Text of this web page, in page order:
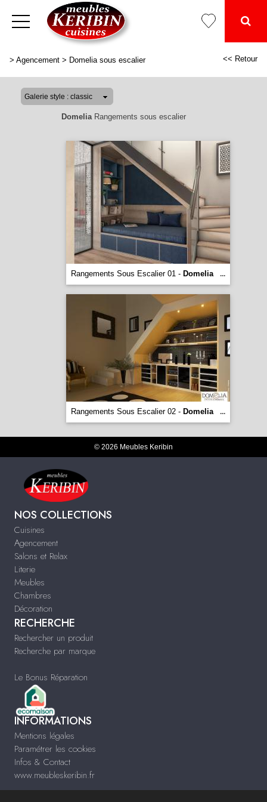
> Agencement > Domelia sous escalier << Retour
DomeliaRangements sous escalier
Rangements Sous Escalier 01 - Domelia ...
Rangements Sous Escalier 02 - Domelia ...
© 2026 Meubles Keribin
NOS COLLECTIONS
Cuisines
Agencement
Salons et Relax
Literie
Meubles
Chambres
Décoration
RECHERCHE
Rechercher un produit
Recherche par marque
Le Bonus Réparation
INFORMATIONS
Mentions légales
Paramétrer les cookies
Infos & Contact
www.meubleskeribin.fr